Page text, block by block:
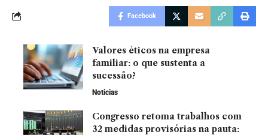
Facebook
Valores éticos na empresa
familiar: o que sustenta a
sucessão?
Noticias
Congresso retoma trabalhos com
32 medidas provisórias na pauta: